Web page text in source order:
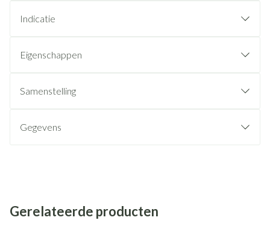
Indicatie
Eigenschappen
Samenstelling
Gegevens
Gerelateerde producten